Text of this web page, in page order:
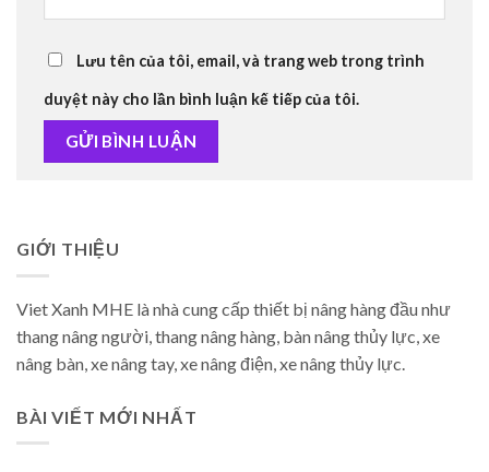
Lưu tên của tôi, email, và trang web trong trình
duyệt này cho lần bình luận kế tiếp của tôi.
GIỚI THIỆU
Viet Xanh MHE là nhà cung cấp thiết bị nâng hàng đầu như
thang nâng người, thang nâng hàng, bàn nâng thủy lực, xe
nâng bàn, xe nâng tay, xe nâng điện, xe nâng thủy lực.
BÀI VIẾT MỚI NHẤT